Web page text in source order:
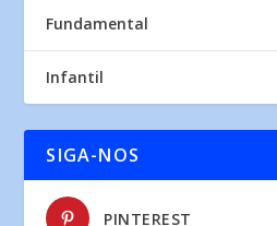
Fundamental
Infantil
SIGA-NOS
PINTEREST